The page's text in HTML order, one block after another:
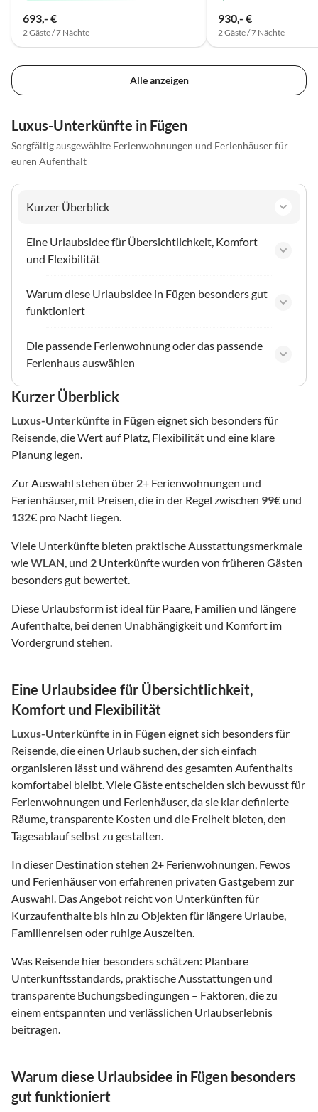
693,- €
2 Gäste / 7 Nächte
930,- €
2 Gäste / 7 Nächte
Alle anzeigen
Luxus-Unterkünfte in Fügen
Sorgfältig ausgewählte Ferienwohnungen und Ferienhäuser für
euren Aufenthalt
Kurzer Überblick
Eine Urlaubsidee für Übersichtlichkeit, Komfort
und Flexibilität
Warum diese Urlaubsidee in Fügen besonders gut
funktioniert
Die passende Ferienwohnung oder das passende
Ferienhaus auswählen
Kurzer Überblick
Luxus-Unterkünfte in Fügeneignet sich besonders für
Reisende, die Wert auf Platz, Flexibilität und eine klare
Planung legen.
Zur Auswahl stehen über 2+ Ferienwohnungen und
Ferienhäuser, mit Preisen, die in der Regel zwischen 99€ und
132€ pro Nacht liegen.
Viele Unterkünfte bieten praktische Ausstattungsmerkmale
wieWLAN, und 2 Unterkünfte wurden von früheren Gästen
besonders gut bewertet.
Diese Urlaubsform ist ideal für Paare, Familien und längere
Aufenthalte, bei denen Unabhängigkeit und Komfort im
Vordergrund stehen.
Eine Urlaubsidee für Übersichtlichkeit,
Komfort und Flexibilität
Luxus-Unterkünfte in in Fügeneignet sich besonders für
Reisende, die einen Urlaub suchen, der sich einfach
organisieren lässt und während des gesamten Aufenthalts
komfortabel bleibt. Viele Gäste entscheiden sich bewusst für
Ferienwohnungen und Ferienhäuser, da sie klar definierte
Räume, transparente Kosten und die Freiheit bieten, den
Tagesablauf selbst zu gestalten.
In dieser Destination stehen 2+ Ferienwohnungen, Fewos
und Ferienhäuser von erfahrenen privaten Gastgebern zur
Auswahl. Das Angebot reicht von Unterkünften für
Kurzaufenthalte bis hin zu Objekten für längere Urlaube,
Familienreisen oder ruhige Auszeiten.
Was Reisende hier besonders schätzen: Planbare
Unterkunftsstandards, praktische Ausstattungen und
transparente Buchungsbedingungen – Faktoren, die zu
einem entspannten und verlässlichen Urlaubserlebnis
beitragen.
Warum diese Urlaubsidee in Fügen besonders
gut funktioniert